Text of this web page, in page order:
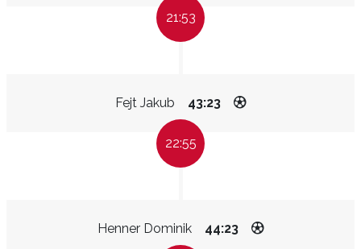
21:53
Fejt Jakub 43:23
22:55
Henner Dominik 44:23